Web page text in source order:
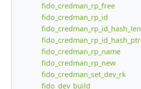
fido_credman_rp_free
fido_credman_rp_id
fido_credman_rp_id_hash_len
fido_credman_rp_id_hash_ptr
fido_credman_rp_name
fido_credman_rp_new
fido_credman_set_dev_rk
fido_dev_build